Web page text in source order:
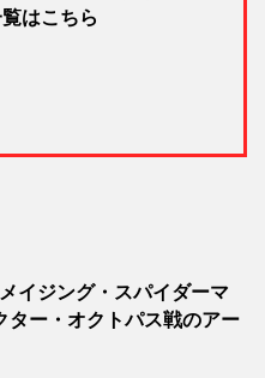
はこちら
イジング・スパイダーマ
ター・オクトパス戦のアー